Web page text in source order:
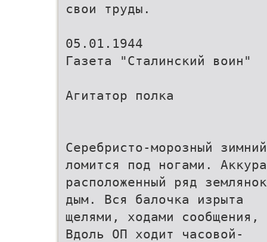
свои труды.
05.01.1944
Газета "Сталинский воин"
Агитатор полка
Серебристо-морозный
ломится под ногами.
расположенный ряд
дым. Вся балочка изрыта
щелями, ходами сообщения,
Вдоль ОП ходит часовой-